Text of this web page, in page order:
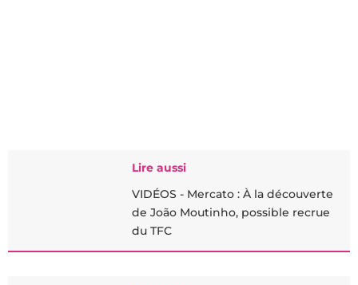
Lire aussi
VIDÉOS - Mercato : À la découverte
de João Moutinho, possible recrue
du TFC